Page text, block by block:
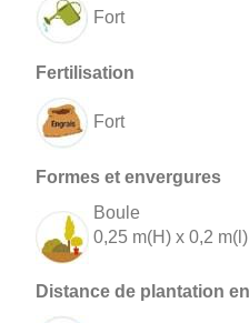
Fort
Fort
Boule
0,25 m(H) x 0,2 m(l)